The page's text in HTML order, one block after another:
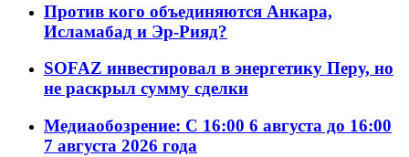
Против кого объединяются Анкара,
Исламабад и Эр-Рияд?
SOFAZ инвестировал в энергетику Перу, но
не раскрыл сумму сделки
Медиаобозрение: С 16:00 6 августа до 16:00
7 августа 2026 года